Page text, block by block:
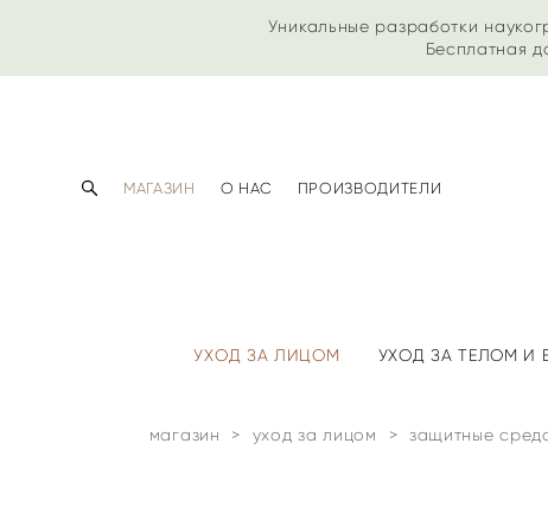
Уникальные разработки
Бесплатная
МАГАЗИН О НАС ПРОИЗВОДИТЕЛИ
УХОД ЗА ЛИЦОМ УХОД ЗА ТЕЛОМ И
магазин > уход за лицом > защитные